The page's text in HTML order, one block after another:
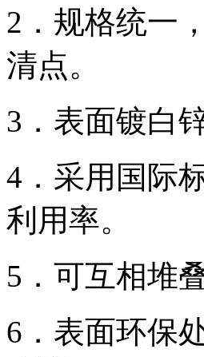
2．规格统一
清点。
3．表面镀白
4．采用国际
利用率。
5．可互相堆
6．表面环保